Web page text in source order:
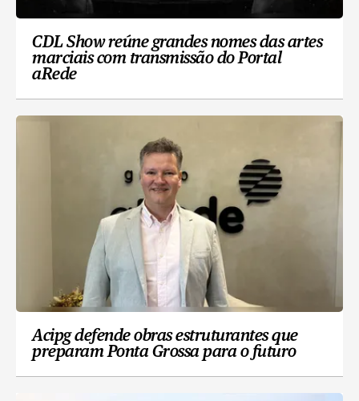
CDL Show reúne grandes nomes das artes
marciais com transmissão do Portal
aRede
Acipg defende obras estruturantes que
preparam Ponta Grossa para o futuro